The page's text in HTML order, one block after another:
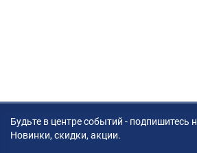
Будьте в центре событий - подпишитесь
Новинки, скидки, акции.